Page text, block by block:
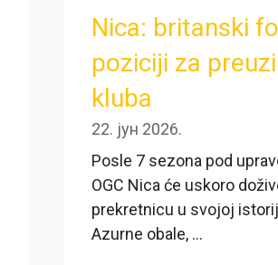
Nica: britanski
poziciji za
kluba
22. јун 2026.
Posle 7 sezona pod
OGC Nica će uskoro
prekretnicu u svojoj
Azurne obale, ...